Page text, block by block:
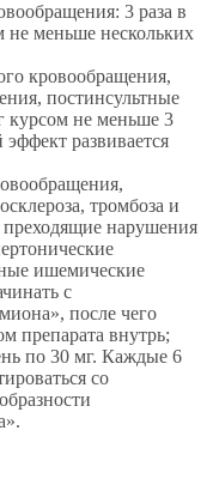
3 раза в
не меньше нескольких
кровообращения,
постинсультные
курсом не меньше 3
развивается
тромбоза и
нарушения
ишемические
с
после чего
препарата внутрь;
по 30 мг. Каждые 6
со